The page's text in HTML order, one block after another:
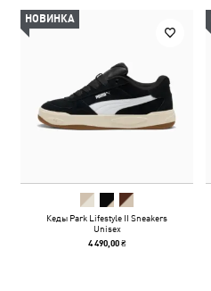
НОВИНКА
Кеды Park Lifestyle II Sneakers
Unisex
4 490,00 ₴